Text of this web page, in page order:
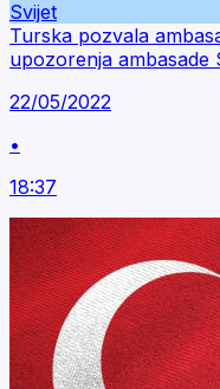
Svijet
Turska pozvala
upozorenja ambasade
22/05/2022
•
18:37